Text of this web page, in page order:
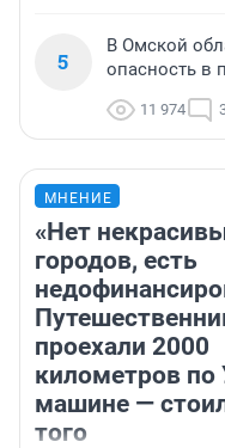
5
В Омской
опасность в
11 974
МНЕНИЕ
«Нет
городов, есть
проехали 2000
километров по
машине —
того